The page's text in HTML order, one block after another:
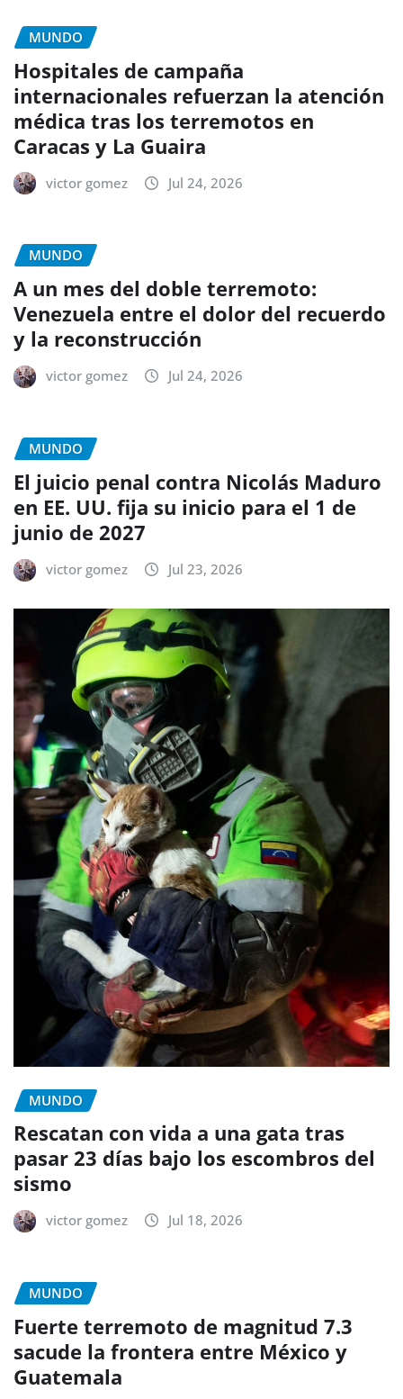
MUNDO
Hospitales de campaña
internacionales refuerzan la atención
médica tras los terremotos en
Caracas y La Guaira
victor gomez Jul 24, 2026
MUNDO
A un mes del doble terremoto:
Venezuela entre el dolor del recuerdo
y la reconstrucción
victor gomez Jul 24, 2026
MUNDO
El juicio penal contra Nicolás Maduro
en EE. UU. fija su inicio para el 1 de
junio de 2027
victor gomez Jul 23, 2026
MUNDO
Rescatan con vida a una gata tras
pasar 23 días bajo los escombros del
sismo
victor gomez Jul 18, 2026
MUNDO
Fuerte terremoto de magnitud 7.3
sacude la frontera entre México y
Guatemala